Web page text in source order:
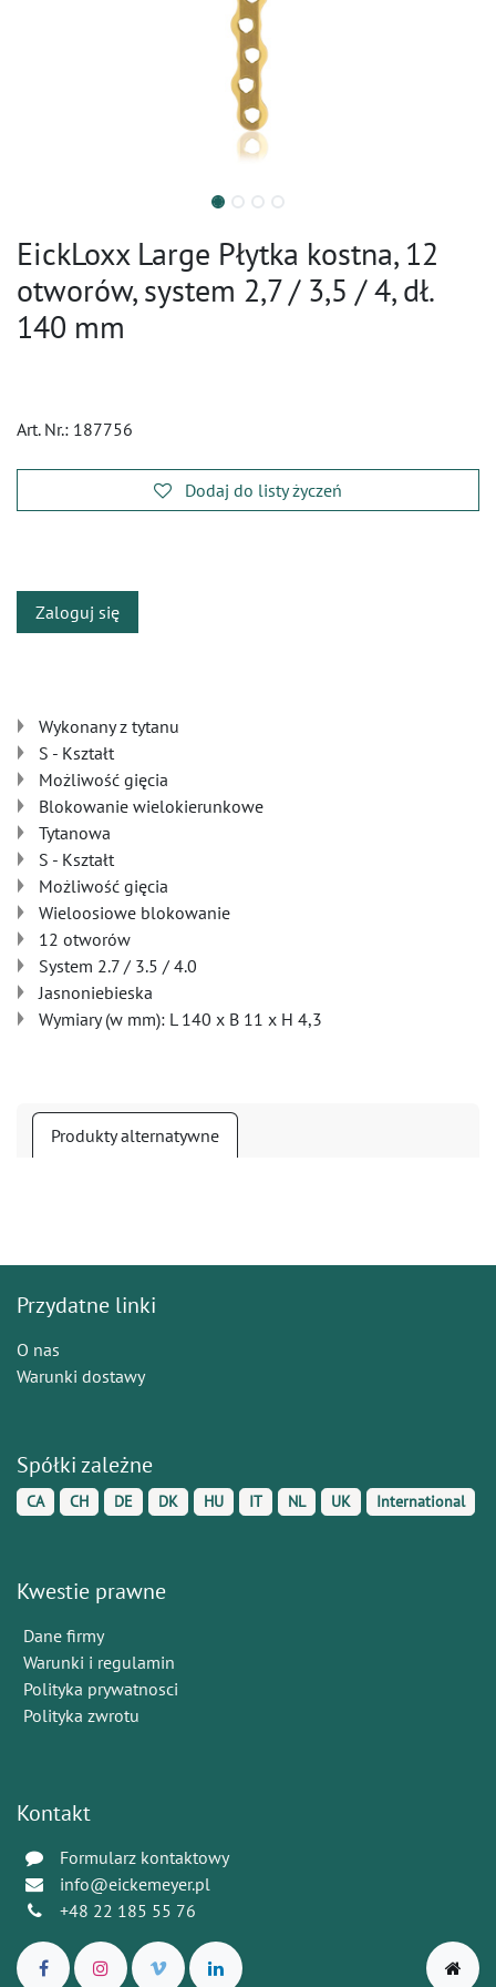
EickLoxx Large Płytka kostna, 12
otworów, system 2,7 / 3,5 / 4, dł.
140 mm
Art. Nr.: 187756
Dodaj do listy życzeń
Zaloguj się
Wykonany z tytanu
S - Kształt
Możliwość gięcia
Blokowanie wielokierunkowe
Tytanowa
S - Kształt
Możliwość gięcia
Wieloosiowe blokowanie
12 otworów
System 2.7 / 3.5 / 4.0
Jasnoniebieska
Wymiary (w mm): L 140 x B 11 x H 4,3
Produkty alternatywne
Przydatne linki
O nas
Warunki dostawy
Spółki zależne
CA CH DE DK HU IT NL UK International
Kwestie prawne
Dane firmy
Warunki i regulamin
Polityka prywatnosci
Polityka zwrotu
Kontakt
Formularz kontaktowy
info@eickemeyer.pl
+48 22 185 55 76